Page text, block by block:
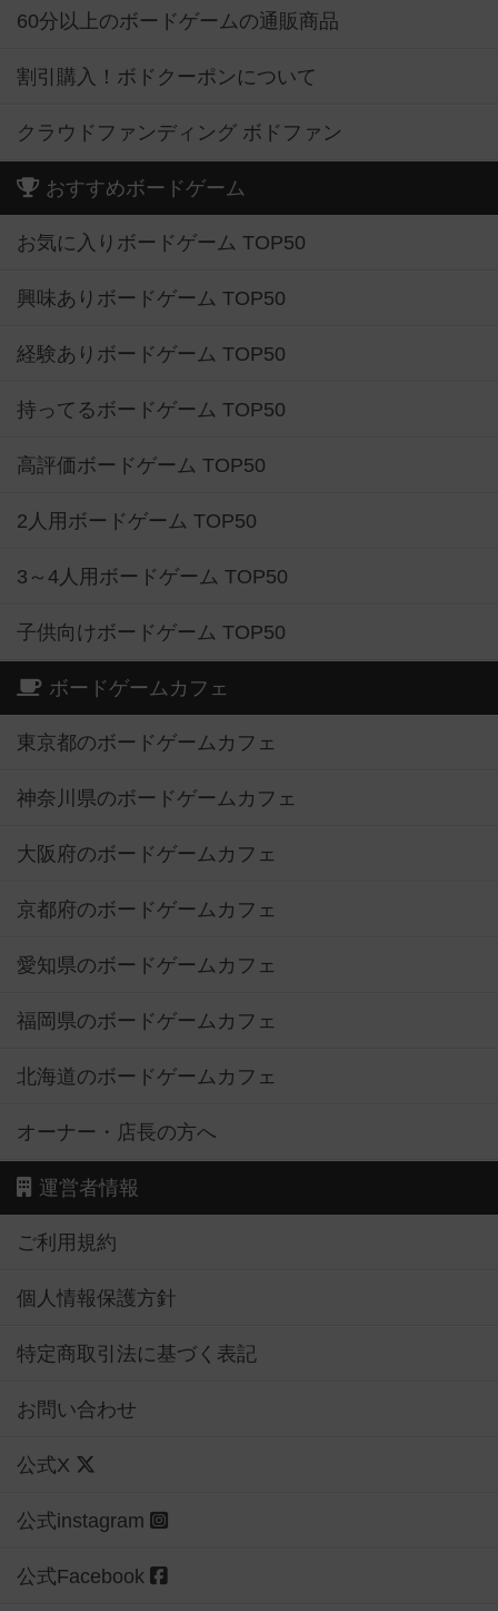
60分以上のボードゲームの通販商品
割引購入！ボドクーポンについて
クラウドファンディング ボドファン
おすすめボードゲーム
お気に入りボードゲーム TOP50
興味ありボードゲーム TOP50
経験ありボードゲーム TOP50
持ってるボードゲーム TOP50
高評価ボードゲーム TOP50
2人用ボードゲーム TOP50
3～4人用ボードゲーム TOP50
子供向けボードゲーム TOP50
ボードゲームカフェ
東京都のボードゲームカフェ
神奈川県のボードゲームカフェ
大阪府のボードゲームカフェ
京都府のボードゲームカフェ
愛知県のボードゲームカフェ
福岡県のボードゲームカフェ
北海道のボードゲームカフェ
オーナー・店長の方へ
運営者情報
ご利用規約
個人情報保護方針
特定商取引法に基づく表記
お問い合わせ
公式X
公式instagram
公式Facebook